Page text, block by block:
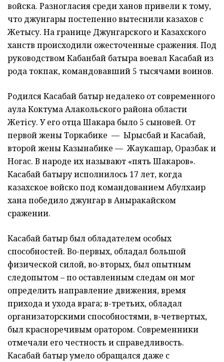
войска. Разногласия среди ханов привели к тому,
что джунгары постепенно вытеснили казахов с
Жетысу. На границе Джунгарского и Казахского
ханств происходили ожесточенные сражения. Под
руководством Кабанбай батыра воевал Касабай из
рода токпак, командовавший 5 тысячами воинов.
Родился Касабай батыр недалеко от современного
аула Коктума Алакольского района области
Жетісу. У его отца Шакара было 5 сыновей. От
первой жены Торкабике — Ырысбай и Касабай,
второй жены Казынабике — Жаукашар, Оразбак и
Ногас. В народе их называют «пять Шакаров».
Касабай батыру исполнилось 17 лет, когда
казахское войско под командованием Абулхаир
хана победило джунгар в Аныракайском
сражении.
Касабай батыр был обладателем особых
способностей. Во-первых, обладал большой
физической силой, во-вторых, был опытным
следопытом – по оставленным следам он мог
определить направление движения, время
прихода и ухода врага; в-третьих, обладал
организаторскими способностями, в-четвертых,
был красноречивым оратором. Современники
отмечали его честность и справедливость.
Касабай батыр умело обращался даже с